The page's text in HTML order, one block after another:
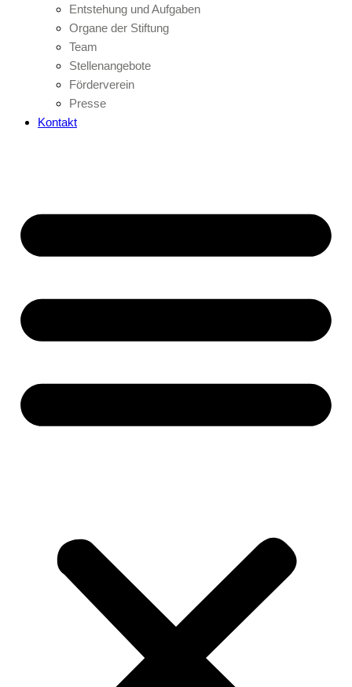
Entstehung und Aufgaben
Organe der Stiftung
Team
Stellenangebote
Förderverein
Presse
Kontakt